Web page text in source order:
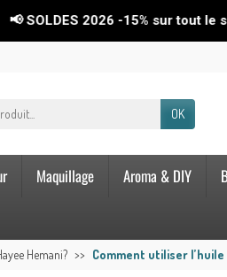
2026-15% sur tout le site ! Code :
OK
Maquillage Aroma & DIY
Hemani? Comment utiliser